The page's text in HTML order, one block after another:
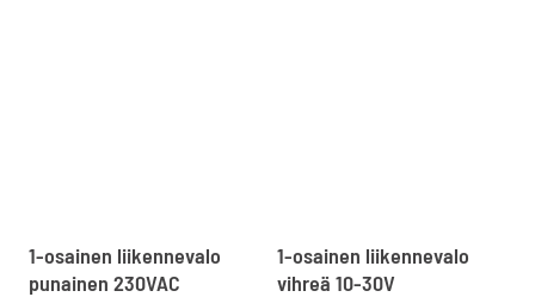
1-osainen liikennevalo
punainen 230VAC
1-osainen liikennevalo
vihreä 10-30V